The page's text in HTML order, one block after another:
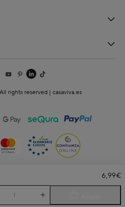
6,99€
rights reserved | casaviva.es